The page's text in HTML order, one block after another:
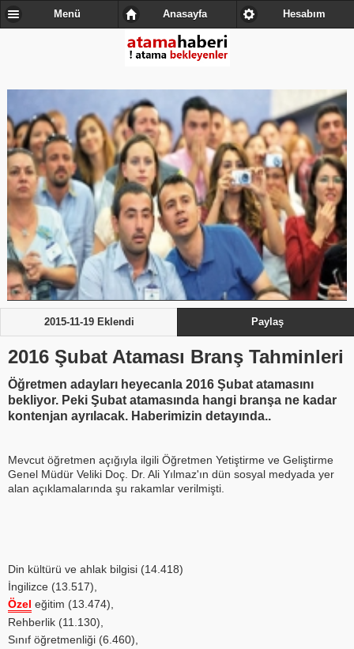
Menü Anasayfa Hesabım
2015-11-19 Eklendi Paylaş
2016 Şubat Ataması Branş Tahminleri
Öğretmen adayları heyecanla 2016 Şubat atamasını
bekliyor. Peki Şubat atamasında hangi branşa ne kadar
kontenjan ayrılacak. Haberimizin detayında..
Mevcut öğretmen açığıyla ilgili Öğretmen Yetiştirme ve Geliştirme
Genel Müdür Veliki Doç. Dr. Ali Yılmaz'ın dün sosyal medyada yer
alan açıklamalarında şu rakamlar verilmişti.
Din kültürü ve ahlak bilgisi (14.418)
İngilizce (13.517),
Özel eğitim (13.474),
Rehberlik (11.130),
Sınıf öğretmenliği (6.460),